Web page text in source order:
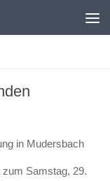
in Mudersbach
Samstag, 29.